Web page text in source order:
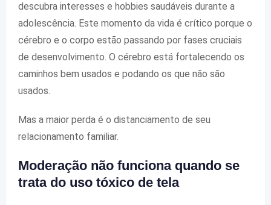
descubra interesses e hobbies saudáveis ​​durante a
adolescência. Este momento da vida é crítico porque o
cérebro e o corpo estão passando por fases cruciais
de desenvolvimento. O cérebro está fortalecendo os
caminhos bem usados ​​e podando os que não são
usados.
Mas a maior perda é o distanciamento de seu
relacionamento familiar.
Moderação não funciona quando se
trata do uso tóxico de tela